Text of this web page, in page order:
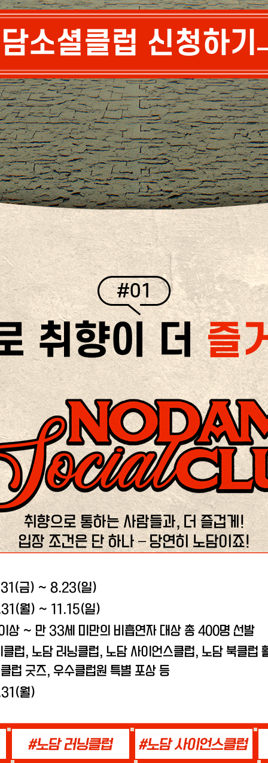
소셜클럽 신청하기
#01
취향이 더즐
취향으로 통하는 사람들과, 더 즐겁게!
입장 조건은 단 하나 – 당연히 노담이죠!
금) ~ 8.23(일)
월) ~ 11.15(일)
상 ~ 만 33세 미만의 비흡연자 대상 총 400명 선발
클럽, 노담 러닝클럽, 노담 사이언스클럽, 노담 북클럽
럽 굿즈, 우수클럽원 특별 포상 등
월)